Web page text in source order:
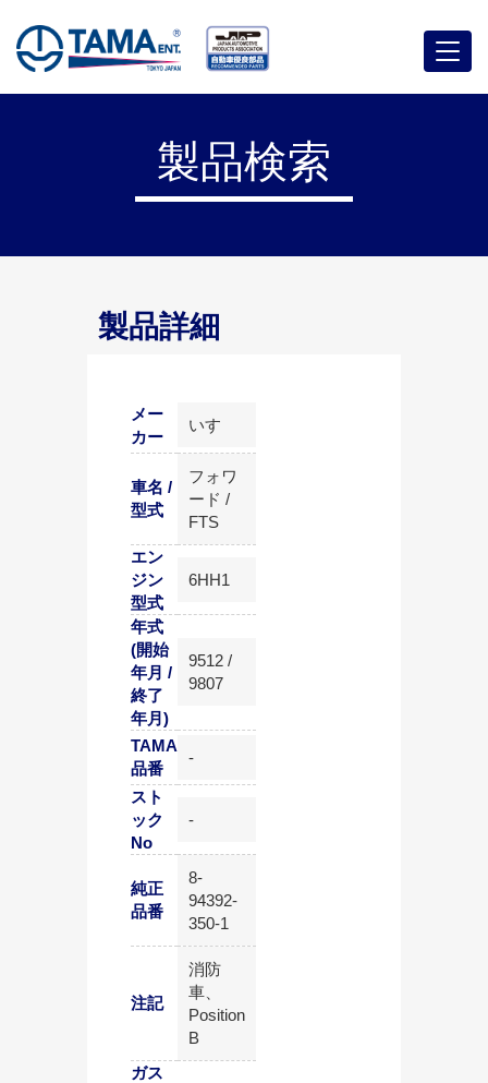
メ
ニ
製品検索
製品詳細
メー
カー
いすゞ
車名 /
型式
フォワ
ード /
FTS
エン
ジン
型式
6HH1
年式
(開始
年月 /
終了
年月)
9512 /
9807
TAMA
品番
-
スト
ック
No
-
純正
品番
8-
94392-
350-1
注記
消防
車、
Position
B
ガス